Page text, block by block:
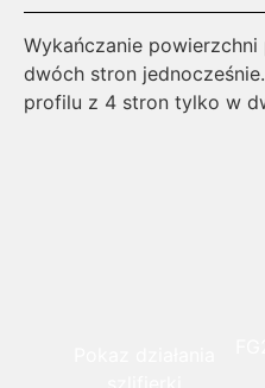
Wykańczanie
dwóch stron
profilu z 4 stron tylko w